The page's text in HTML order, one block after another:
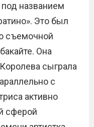
названием
Это был
съемочной
Она
сыграла
с
активно
сферой